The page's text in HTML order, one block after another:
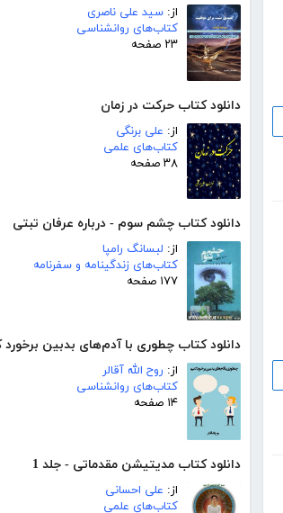
از: سید علی ناصری
کتاب‌های روانشناسی
۲۳ صفحه
دانلود کتاب حرکت در زمان
از: علی برنگی
کتاب‌های علمی
۳۸ صفحه
دانلود کتاب چشم سوم - درباره عرفان تبتی
از: لبسانگ رامپا
کتاب‌های زندگینامه و سفرنامه
۱۷۷ صفحه
دانلود کتاب چطوری با آدم‌های بدبین برخورد
از: روح الله آقالر
کتاب‌های روانشناسی
۱۴ صفحه
دانلود کتاب مدیتیشن مقدماتی - جلد 1
از: علی احسانی
کتاب‌های علمی